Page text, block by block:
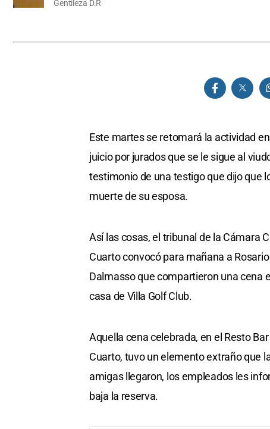
Gentileza D.R
Este martes se retomará la actividad
juicio por jurados que se le sigue al
testimonio de una testigo que dijo que
muerte de su esposa.
Así las cosas, el tribunal de la Cámara
Cuarto convocó para mañana a
Dalmasso que compartieron una cena
casa de Villa Golf Club.
Aquella cena celebrada, en el Resto
Cuarto, tuvo un elemento extraño que
amigas llegaron, los empleados les
baja la reserva.